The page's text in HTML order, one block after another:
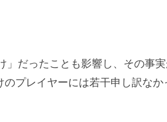
」だったことも影響し、その事
プレイヤーには若干申し訳なか